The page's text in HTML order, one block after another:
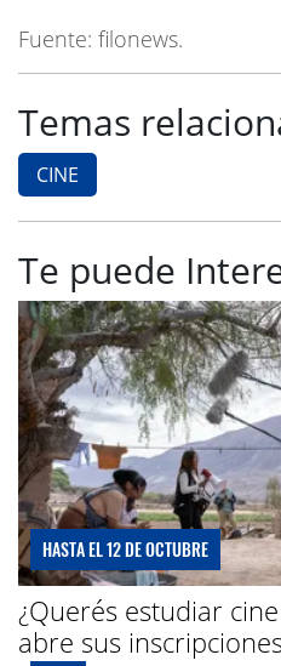
Fuente: filonews.
Temas
CINE
Te puede
HASTA EL 12 DE OCTUBRE
¿Querés estudiar cine
abre sus